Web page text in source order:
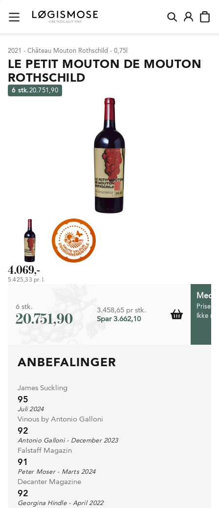
2021 - Château Mouton Rothschild - 0,75l
LE PETIT MOUTON DE MOUTON
ROTHSCHILD
6 stk.20.751,90
4.069,-
5.425,33 pr. l.
6 stk.
20.751,90
3.458,65 pr stk.
Spar 3.662,10
Prisen
Ikke
ANBEFALINGER
James Suckling
95
Juli 2024
Vinous by Antonio Galloni
92
Antonio Galloni - December 2023
Falstaff Magazin
91
Peter Moser - Marts 2024
Decanter Magazine
92
Georgina Hindle - April 2022